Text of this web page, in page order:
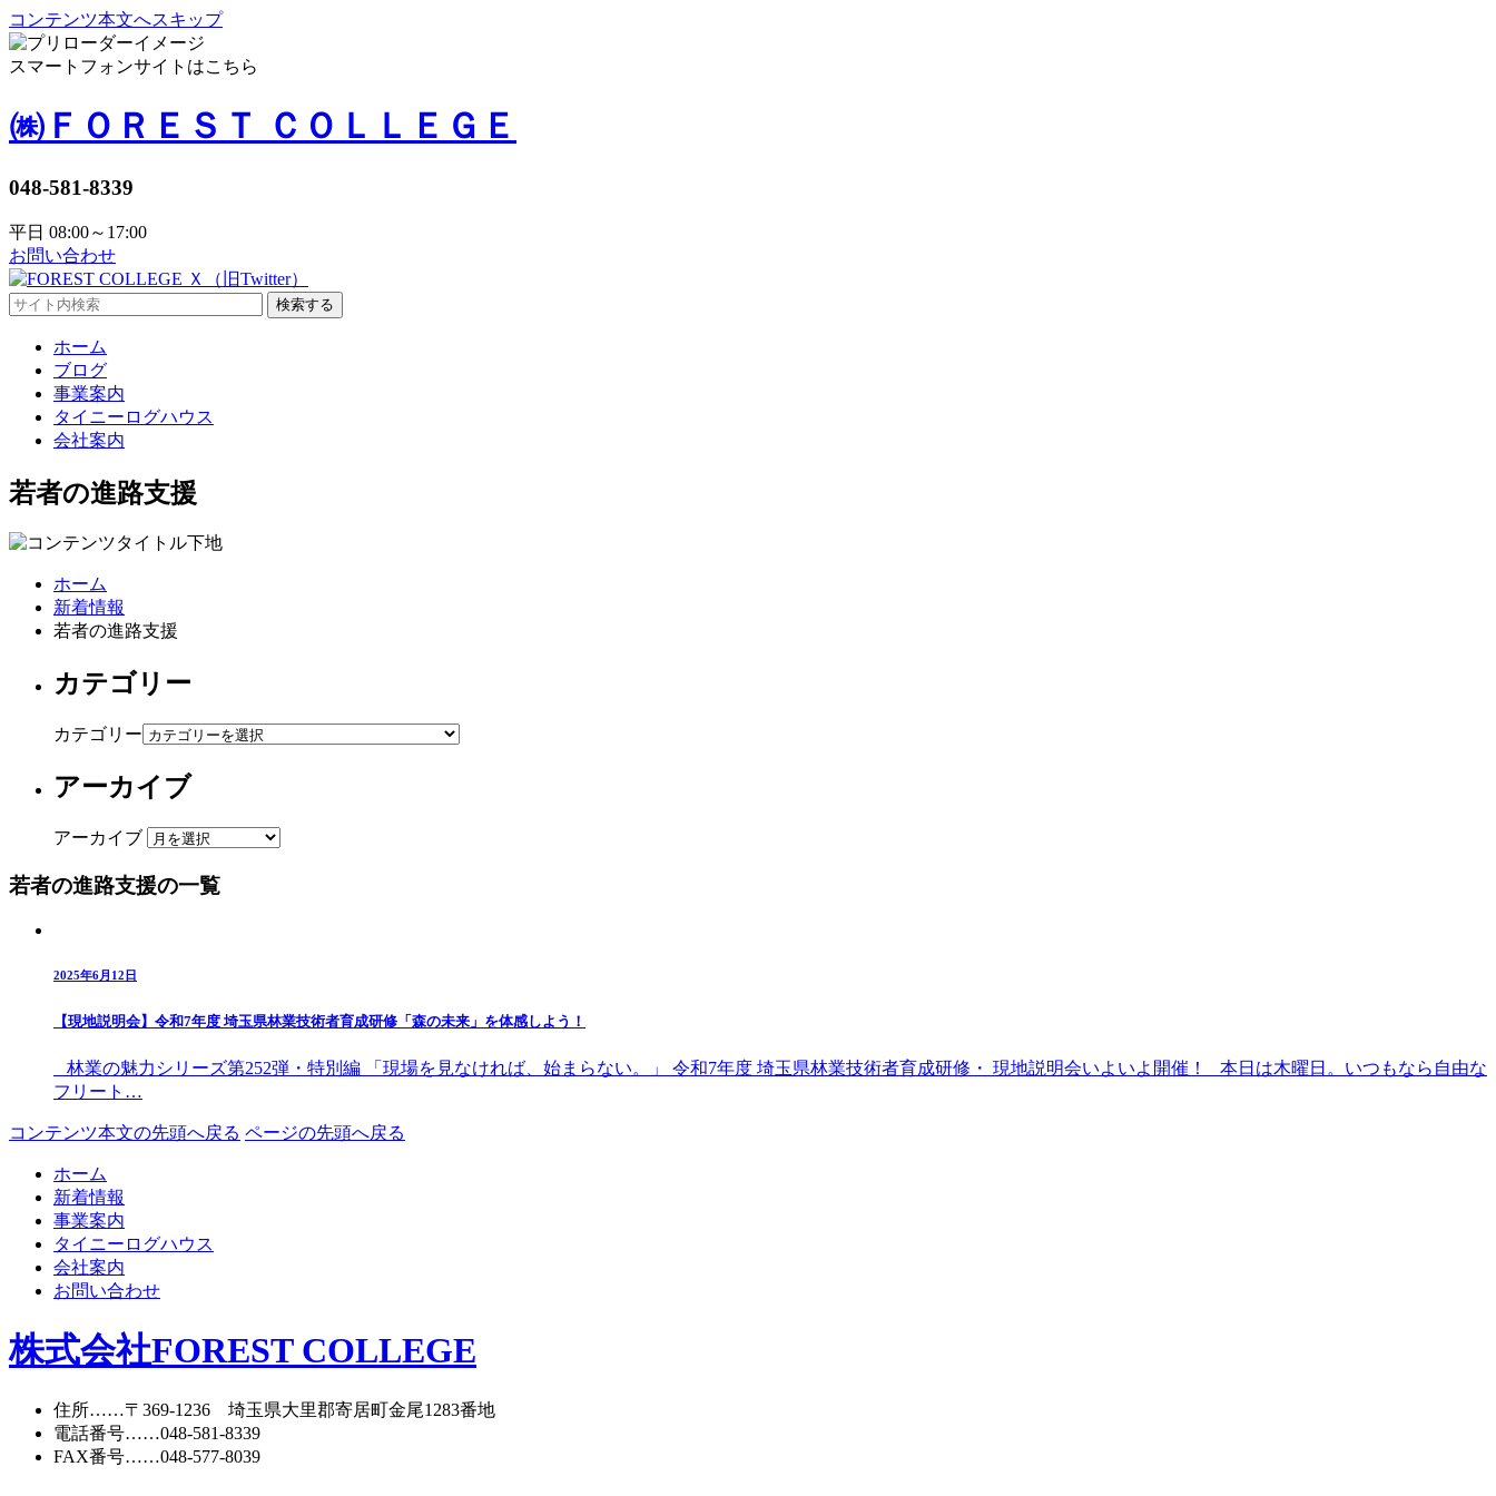
コンテンツ本文へスキップ
スマートフォンサイトはこちら
㈱ＦＯＲＥＳＴ ＣＯＬＬＥＧＥ
048-581-8339
平日 08:00～17:00
お問い合わせ
検索する
ホーム
ブログ
事業案内
タイニーログハウス
会社案内
若者の進路支援
ホーム
新着情報
若者の進路支援
カテゴリー
カテゴリー
アーカイブ
アーカイブ
若者の進路支援の一覧
2025年6月12日
【現地説明会】令和7年度 埼玉県林業技術者育成研修「森の未来」を体感しよう！
林業の魅力シリーズ第252弾・特別編 「現場を見なければ、始まらない。」 令和7年度 埼玉県林業技術者育成研修・ 現地説明会いよいよ開催！ 本日は木曜日。いつもなら自由な
フリート…
コンテンツ本文の先頭へ戻る ページの先頭へ戻る
ホーム
新着情報
事業案内
タイニーログハウス
会社案内
お問い合わせ
株式会社FOREST COLLEGE
住所……〒369-1236 埼玉県大里郡寄居町 金尾1283番地
電話番号……048-581-8339
FAX番号……048-577-8039